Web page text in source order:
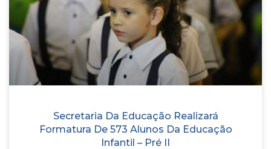
Secretaria Da Educação Realizará
Formatura De 573 Alunos Da Educação
Infantil – Pré II